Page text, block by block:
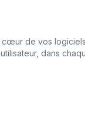
cœur de vos logiciels,
dans